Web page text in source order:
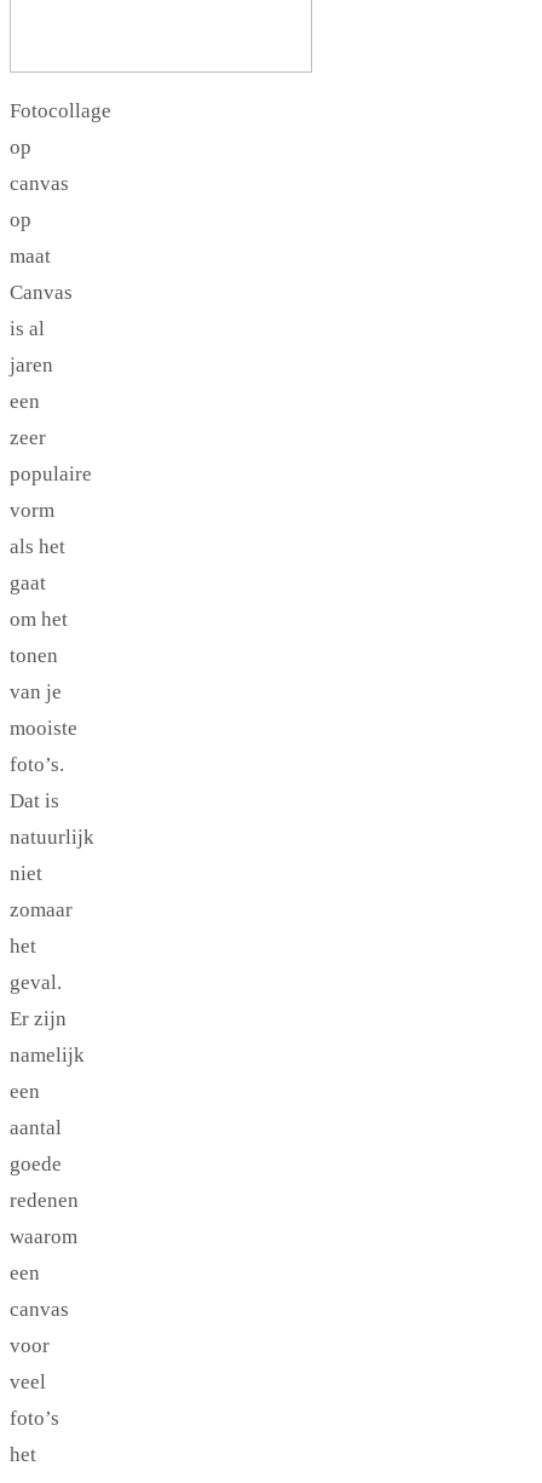
Fotocollage
op
canvas
op
maat
Canvas
is al
jaren
een
zeer
populaire
vorm
als het
gaat
om het
tonen
van je
mooiste
foto’s.
Dat is
natuurlijk
niet
zomaar
het
geval.
Er zijn
namelijk
een
aantal
goede
redenen
waarom
een
canvas
voor
veel
foto’s
het